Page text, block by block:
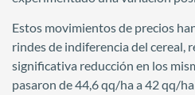
Estos movimientos de precios
rindes de indiferencia del cereal,
significativa reducción en los
pasaron de 44,6 qq/ha a 42 qq/